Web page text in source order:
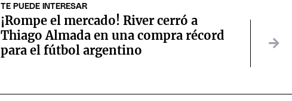
TE PUEDE INTERESAR
¡Rompe el mercado! River cerró a
Thiago Almada en una compra récord
para el fútbol argentino